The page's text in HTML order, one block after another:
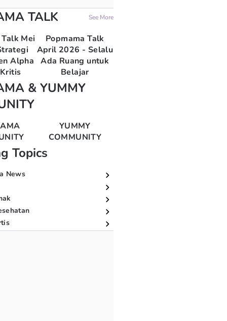
TALK See More
Mei
Alpha
Popmama Talk
April 2026 - Selalu
Ada Ruang untuk
Belajar
& YUMMY
YUMMY
COMMUNITY
Topics
News